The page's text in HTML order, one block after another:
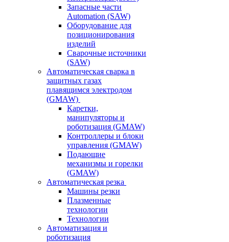
Запасные части
Automation (SAW)
Оборудование для
позиционирования
изделий
Сварочные источники
(SAW)
Автоматическая сварка в
защитных газах
плавящимся электродом
(GMAW)
Каретки,
манипуляторы и
роботизация (GMAW)
Контроллеры и блоки
управления (GMAW)
Подающие
механизмы и горелки
(GMAW)
Автоматическая резка
Машины резки
Плазменные
технологии
Технологии
Автоматизация и
роботизация